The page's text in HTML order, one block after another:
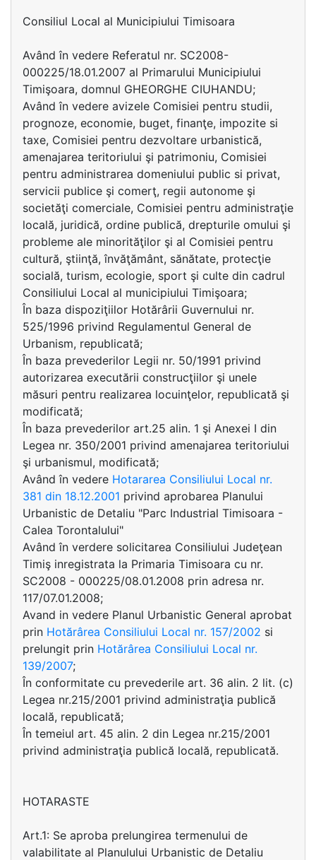
Consiliul Local al Municipiului Timisoara
Având în vedere Referatul nr. SC2008-
000225/18.01.2007 al Primarului Municipiului
Timişoara, domnul GHEORGHE CIUHANDU;
Având în vedere avizele Comisiei pentru studii,
prognoze, economie, buget, finanţe, impozite si
taxe, Comisiei pentru dezvoltare urbanistică,
amenajarea teritoriului şi patrimoniu, Comisiei
pentru administrarea domeniului public si privat,
servicii publice şi comerţ, regii autonome şi
societăţi comerciale, Comisiei pentru administraţie
locală, juridică, ordine publică, drepturile omului şi
probleme ale minorităţilor şi al Comisiei pentru
cultură, ştiinţă, învăţământ, sănătate, protecţie
socială, turism, ecologie, sport şi culte din cadrul
Consiliului Local al municipiului Timişoara;
În baza dispoziţiilor Hotărârii Guvernului nr.
525/1996 privind Regulamentul General de
Urbanism, republicată;
În baza prevederilor Legii nr. 50/1991 privind
autorizarea executării construcţiilor şi unele
măsuri pentru realizarea locuinţelor, republicată şi
modificată;
În baza prevederilor art.25 alin. 1 şi Anexei I din
Legea nr. 350/2001 privind amenajarea teritoriului
şi urbanismul, modificată;
Având în vedere Hotararea Consiliului Local nr.
381 din 18.12.2001 privind aprobarea Planului
Urbanistic de Detaliu "Parc Industrial Timisoara -
Calea Torontalului"
Având în verdere solicitarea Consiliului Judeţean
Timiş inregistrata la Primaria Timisoara cu nr.
SC2008 - 000225/08.01.2008 prin adresa nr.
117/07.01.2008;
Avand in vedere Planul Urbanistic General aprobat
prin Hotărârea Consiliului Local nr. 157/2002 si
prelungit prin Hotărârea Consiliului Local nr.
139/2007;
În conformitate cu prevederile art. 36 alin. 2 lit. (c)
Legea nr.215/2001 privind administraţia publică
locală, republicată;
În temeiul art. 45 alin. 2 din Legea nr.215/2001
privind administraţia publică locală, republicată.
HOTARASTE
Art.1: Se aproba prelungirea termenului de
valabilitate al Planulului Urbanistic de Detaliu